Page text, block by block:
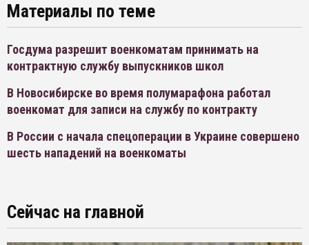
Материалы по теме
Госдума разрешит военкоматам принимать на
контрактную службу выпускников школ
В Новосибирске во время полумарафона работал
военкомат для записи на службу по контракту
В России с начала спецоперации в Украине совершено
шесть нападений на военкоматы
Сейчас на главной